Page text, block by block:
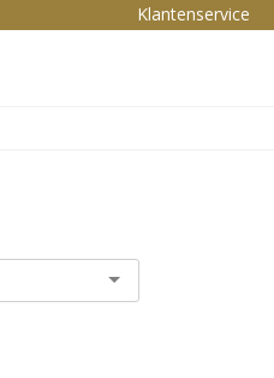
Klantenservice
Zoeken